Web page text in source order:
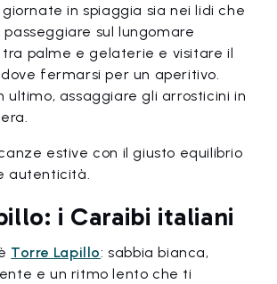
in spiaggia sia nei lidi che
sul lungomare
palme e gelaterie e visitare il
fermarsi per un aperitivo.
ultimo, assaggiare gli arrosticini in
estive con il giusto equilibrio
autenticità.
i Caraibi italiani
Torre Lapillo: sabbia bianca,
e un ritmo lento che ti